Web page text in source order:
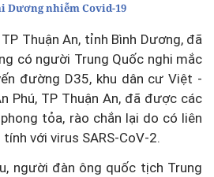
Dương nhiễm Covid-19
Thuận An, tỉnh Bình Dương, đã
có người Trung Quốc nghi mắc
đường D35, khu dân cư Việt -
Phú, TP Thuận An, đã được các
tỏa, rào chắn lại do có liên
với virus SARS-CoV-2.
người đàn ông quốc tịch Trung